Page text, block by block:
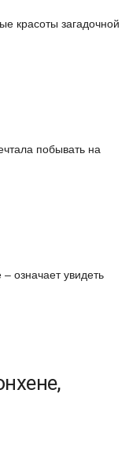
красоты загадочной
побывать на
означает увидеть